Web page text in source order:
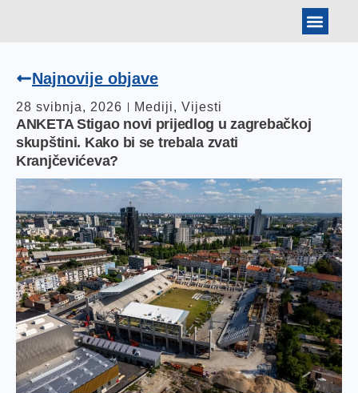
Najnovije objave
28 svibnja, 2026 Mediji, Vijesti
ANKETA Stigao novi prijedlog u zagrebačkoj
skupštini. Kako bi se trebala zvati
Kranjčevićeva?